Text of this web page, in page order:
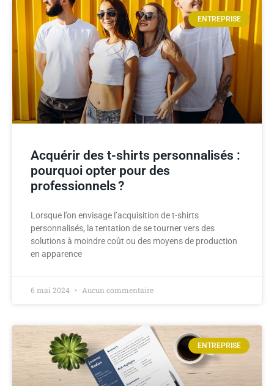
ENTREPRISE
Acquérir des t-shirts personnalisés :
pourquoi opter pour des
professionnels ?
Lorsque l’on envisage l’acquisition de t-shirts
personnalisés, la tentation de se tourner vers des
solutions à moindre coût ou des moyens de production
en apparence
6 mai 2024 Aucun commentaire
ENTREPRISE